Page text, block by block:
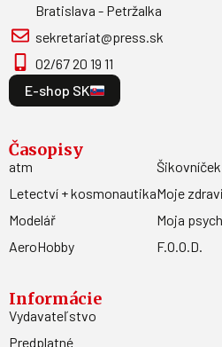
Bratislava - Petržalka
sekretariat@press.sk
02/67 20 19 11
E-shop SK
Časopisy
atm
Letectví + kosmonautika
Modelář
AeroHobby
Šikovníček
Moje
Moja
F.O.O.D.
Informácie
Vydavateľstvo
Predplatné